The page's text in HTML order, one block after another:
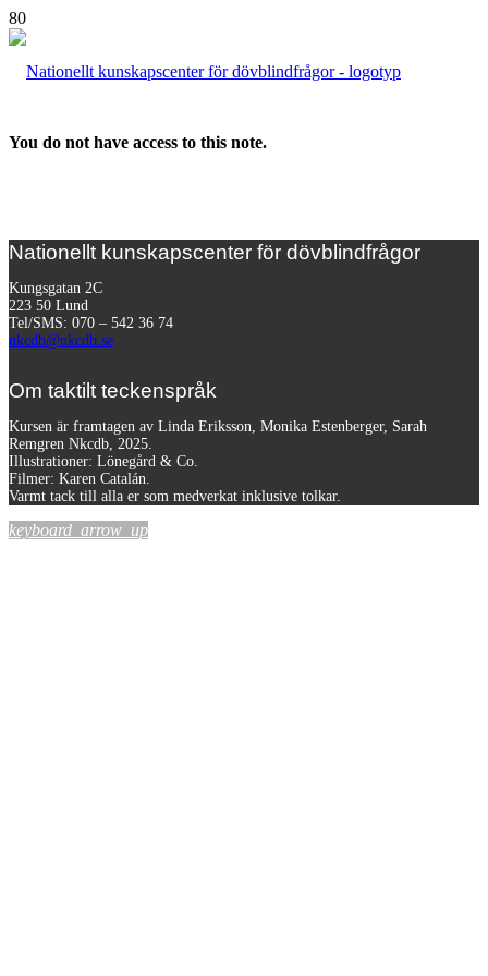
You do not have access to this note.
Nationellt kunskapscenter för dövblindfrågor
Kungsgatan 2C
223 50 Lund
Tel/SMS: 070 – 542 36 74
nkcdb@nkcdb.se
Om taktilt teckenspråk
Kursen är framtagen av Linda Eriksson, Monika Estenberger, Sarah
Remgren Nkcdb, 2025.
Illustrationer: Lönegård & Co.
Filmer: Karen Catalán.
Varmt tack till alla er som medverkat inklusive tolkar.
keyboard_arrow_up